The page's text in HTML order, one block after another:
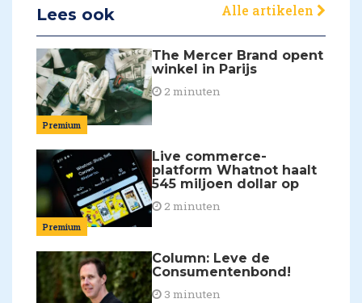
Lees ook Alle artikelen
Premium
The Mercer Brand opent
winkel in Parijs
2 minuten
Premium
Live commerce-
platform Whatnot haalt
545 miljoen dollar op
2 minuten
Column: Leve de
Consumentenbond!
3 minuten